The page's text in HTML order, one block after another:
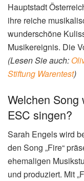
Hauptstadt
ihre reiche
wunderschöne
Musikereignis. Die
(Lesen Sie auch:
Stiftung Warentest)
Welchen Song
ESC singen?
Sarah Engels wird
den Song „Fire“
ehemaligen
und produziert. Mit